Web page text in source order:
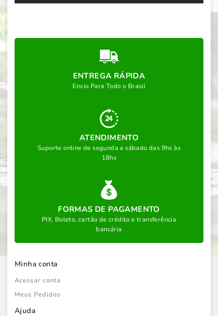
ENTREGA RÁPIDA
Envio Para Todo o Brasil
ATENDIMENTO
Suporte online de segunda a sábado das 9hs às
18hs
FORMAS DE PAGAMENTO
PIX, Boleto, cartão de crédito e transferência
bancária
Minha conta
Acessar conta
Meus Pedidos
Ajuda